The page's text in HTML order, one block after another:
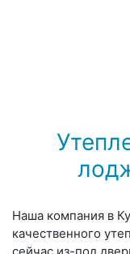
Наша компания в
качественного